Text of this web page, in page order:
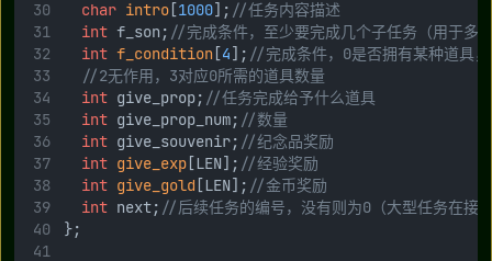
char intro[1000]; //任务内容描述
int f_son; //完成条件，至少要完成几个子任务（用于多
int f_condition[4]; //完成条件，0是否拥有某种道具
//2无作用，3对应0所需的道具数量
int give_prop; //任务完成给予什么道具
int give_prop_num; //数量
int give_souvenir; //纪念品奖励
int give_exp[LEN]; //经验奖励
int give_gold [LEN]; //金币奖励
int next; //后续任务的编号，没有则为0（大型任务在接
};